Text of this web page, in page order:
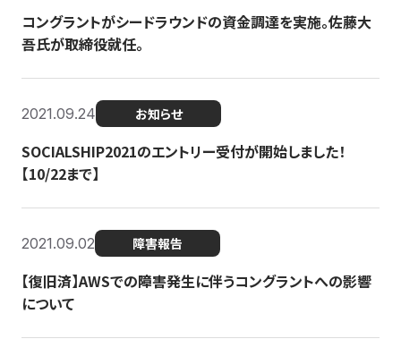
コングラントがシードラウンドの資金調達を実施。佐藤大
吾氏が取締役就任。
2021.09.24 お知らせ
SOCIALSHIP2021のエントリー受付が開始しました！
【10/22まで】
2021.09.02 障害報告
【復旧済】AWSでの障害発生に伴うコングラントへの影響
について